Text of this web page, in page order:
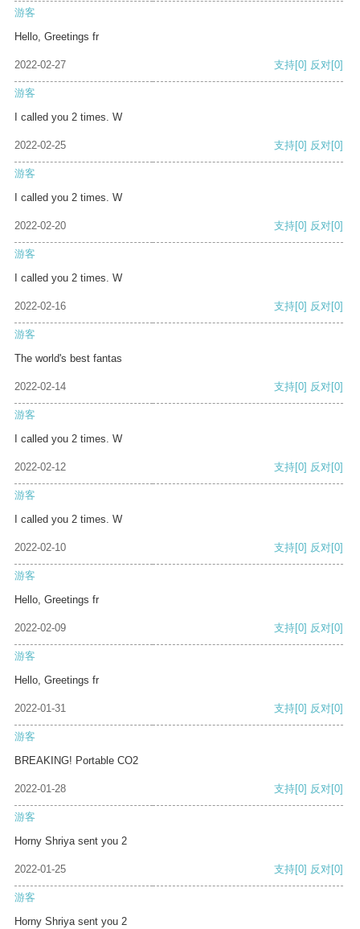
游客
Hello, Greetings fr
2022-02-27 支持[0] 反对[0]
游客
I called you 2 times. W
2022-02-25 支持[0] 反对[0]
游客
I called you 2 times. W
2022-02-20 支持[0] 反对[0]
游客
I called you 2 times. W
2022-02-16 支持[0] 反对[0]
游客
The world's best fantas
2022-02-14 支持[0] 反对[0]
游客
I called you 2 times. W
2022-02-12 支持[0] 反对[0]
游客
I called you 2 times. W
2022-02-10 支持[0] 反对[0]
游客
Hello, Greetings fr
2022-02-09 支持[0] 反对[0]
游客
Hello, Greetings fr
2022-01-31 支持[0] 反对[0]
游客
BREAKING! Portable CO2
2022-01-28 支持[0] 反对[0]
游客
Horny Shriya sent you 2
2022-01-25 支持[0] 反对[0]
游客
Horny Shriya sent you 2